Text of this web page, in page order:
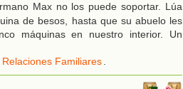
Max no los puede soportar. Lúa
de besos, hasta que su abuelo les
máquinas en nuestro interior. Un
Relaciones Familiares.